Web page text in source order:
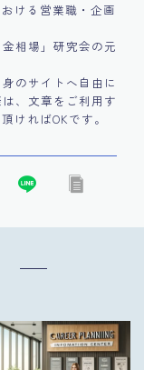
ける営業職・企画
相場」研究会の元
のサイトへ自由に
、文章をご利用す
ければOKです。